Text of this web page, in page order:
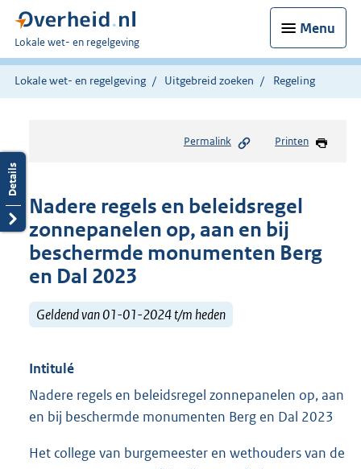
Menu
U
bent
hier:
Lokale wet- en regelgeving
Lokale wet- en regelgeving Uitgebreid zoeken Regeling
Permalink Printen
Nadere regels en beleidsregel
zonnepanelen op, aan en bij
beschermde monumenten Berg
en Dal 2023
Geldend van 01-01-2024 t/m heden
Intitulé
Nadere regels en beleidsregel zonnepanelen op, aan
en bij beschermde monumenten Berg en Dal 2023
Het college van burgemeester en wethouders van de